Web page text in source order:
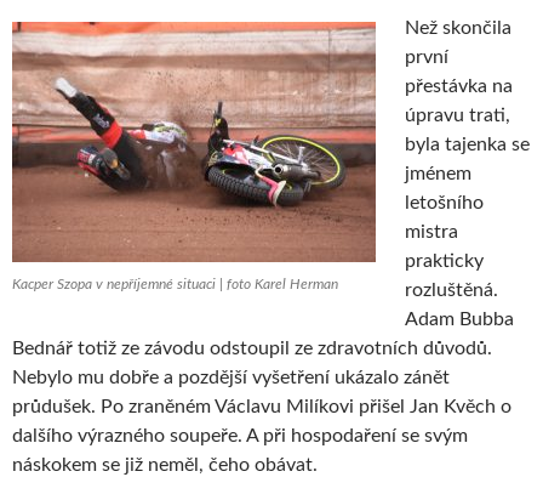
Kacper Szopa v nepříjemné situaci | foto Karel Herman
Než skončila
první
přestávka na
úpravu trati,
byla tajenka se
jménem
letošního
mistra
prakticky
rozluštěná.
Adam Bubba
Bednář totiž ze závodu odstoupil ze zdravotních důvodů.
Nebylo mu dobře a pozdější vyšetření ukázalo zánět
průdušek. Po zraněném Václavu Milíkovi přišel Jan Kvěch o
dalšího výrazného soupeře. A při hospodaření se svým
náskokem se již neměl, čeho obávat.